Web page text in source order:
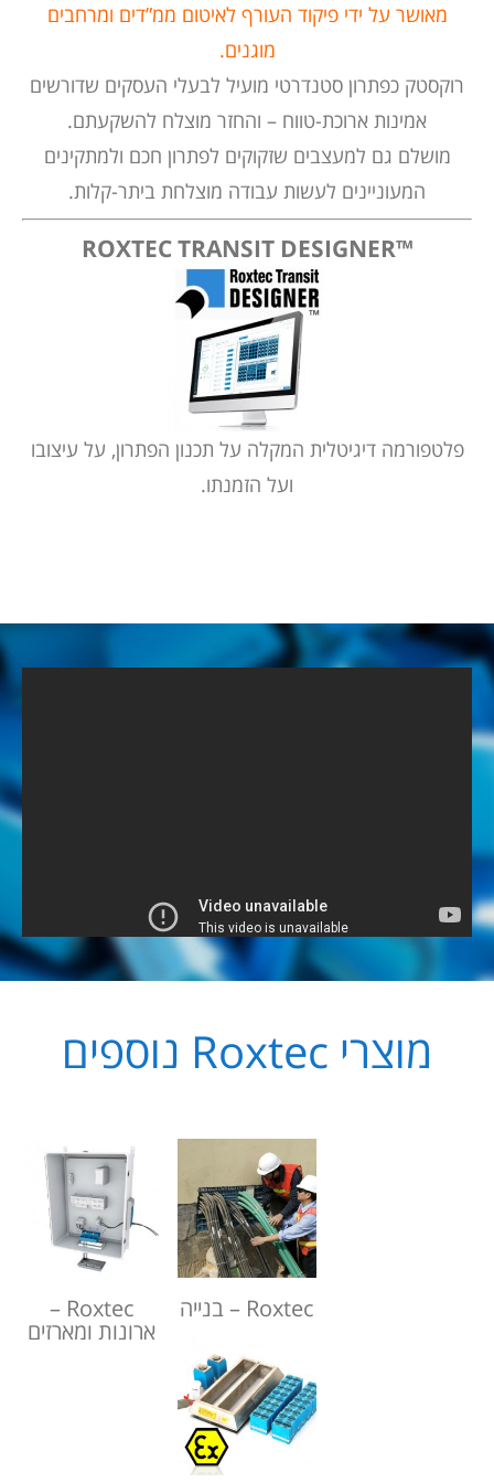
מאושר על ידי פיקוד העורף לאיטום ממ”דים ומרחבים
מוגנים.
רוקסטק כפתרון סטנדרטי מועיל לבעלי העסקים שדורשים
אמינות ארוכת-טווח – והחזר מוצלח להשקעתם.
מושלם גם למעצבים שזקוקים לפתרון חכם ולמתקינים
המעוניינים לעשות עבודה מוצלחת ביתר-קלות.
™ROXTEC TRANSIT DESIGNER
פלטפורמה דיגיטלית המקלה על תכנון הפתרון, על עיצובו
ועל הזמנתו.
מוצרי Roxtec נוספים
מארזים
וארונות
Roxtec –
ארונות ומארזים
בנייה
נעשית בקלות
ובזריזות עם
מספר מועט
של מרכיבים,
בלי ערבוב של
חומרים, בלי
Roxtec – בנייה